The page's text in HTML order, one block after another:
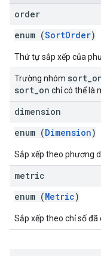
order
enum (SortOrder)
Thứ tự sắp xếp của
Trường nhóm sort
sort on chỉ có thể là
dimension
enum (Dimension)
Sắp xếp theo phương
metric
enum (Metric)
Sắp xếp theo chỉ số đã